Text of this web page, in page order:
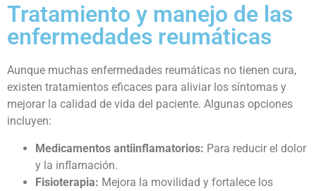
Tratamiento y manejo de las
enfermedades reumáticas
Aunque muchas enfermedades reumáticas no tienen cura,
existen tratamientos eficaces para aliviar los síntomas y
mejorar la calidad de vida del paciente. Algunas opciones
incluyen:
Medicamentos antiinflamatorios: Para reducir el dolor
y la inflamación.
Fisioterapia: Mejora la movilidad y fortalece los